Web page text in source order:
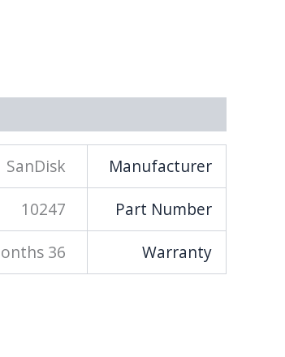
Manufacturer
SanDisk
Part Number
10247
Warranty
36 months